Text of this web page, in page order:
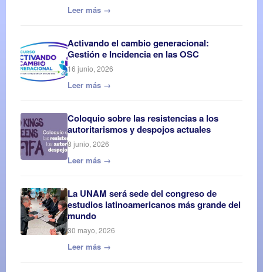
Leer más →
Activando el cambio generacional:
Gestión e Incidencia en las OSC
16 junio, 2026
Leer más →
Coloquio sobre las resistencias a los
autoritarismos y despojos actuales
8 junio, 2026
Leer más →
La UNAM será sede del congreso de
estudios latinoamericanos más grande del
mundo
30 mayo, 2026
Leer más →